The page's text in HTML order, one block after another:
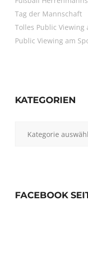
Tag der Mannschaft
Tolles Public
Public Viewing am
KATEGORIEN
FACEBOOK